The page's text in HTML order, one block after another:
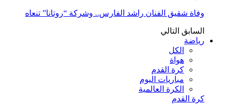
وفاة شقيق الفنان راشد الفارس.. وشركة “روتانا” تنعاه
السابق التالي
رياضة
الكل
هواة
كرة القدم
مباريات اليوم
الكرة العالمية
كرة القدم